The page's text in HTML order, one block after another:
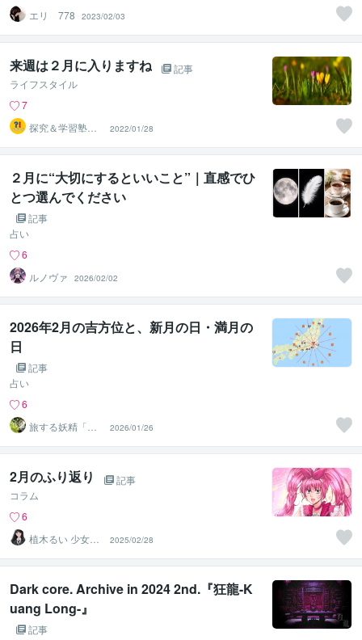
エリ 778
2023/02/03
来週は２月に入りますね
記事
ライフスタイル
7
探究＆学習塾｜
なぜラボ
2022/01/28
２月に“大切にするといいこと”｜直感でひ
とつ選んでください
記事
占い
6
ルノヴァ
2026/02/02
2026年2月の吉方位と、新月の日・満月の
日
記事
占い
6
旅する妖精「せ
いちゃん」
2026/01/26
2月のふり返り
記事
コラム
6
植木るい 少女漫
画イラスト
2025/02/28
Dark core. Archive in 2024 2nd.『狂龍-K
uang Long-』
記事